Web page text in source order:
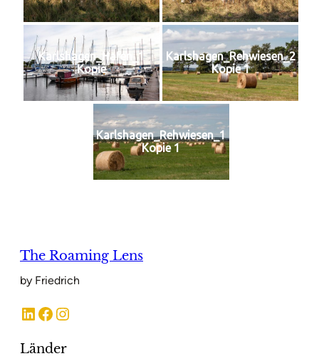
Karlshagen_Hafen_1
Kopie
Karlshagen_Rehwiesen_2
Kopie 1
Karlshagen_Rehwiesen_1
Kopie 1
The Roaming Lens
by Friedrich
LinkedIn Facebook Instagram
Länder